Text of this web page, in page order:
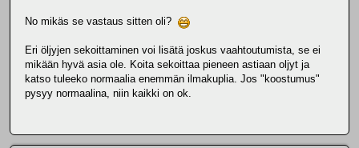
No mikäs se vastaus sitten oli?
Eri öljyjen sekoittaminen voi lisätä joskus vaahtoutumista, se ei
mikään hyvä asia ole. Koita sekoittaa pieneen astiaan oljyt ja
katso tuleeko normaalia enemmän ilmakuplia. Jos "koostumus"
pysyy normaalina, niin kaikki on ok.